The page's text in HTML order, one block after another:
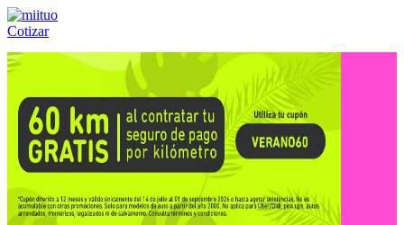
Cotizar
Llámanos al:(55) 84-21-05-00 ó